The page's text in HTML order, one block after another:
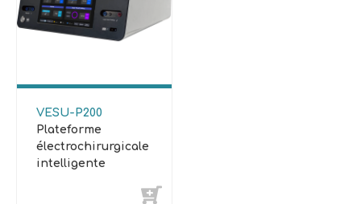
VESU-P200
Plateforme
électrochirurgicale
intelligente